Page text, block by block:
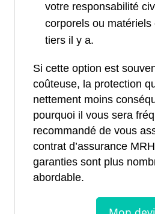
votre responsabilité
corporels ou matériels
tiers il y a.
Si cette option est
coûteuse, la protection
nettement moins
pourquoi il vous sera
recommandé de vous
contrat d’assurance
garanties sont plus
abordable.